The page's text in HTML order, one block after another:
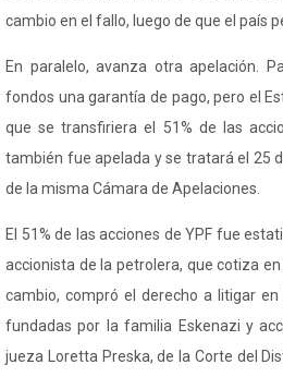
cambio en el fallo, luego de que el país
En paralelo, avanza otra apelación.
fondos una garantía de pago, pero el
que se transfiriera el 51% de las
también fue apelada y se tratará el 25
de la misma Cámara de Apelaciones.
El 51% de las acciones de YPF fue
accionista de la petrolera, que cotiza
cambio, compró el derecho a litigar
fundadas por la familia Eskenazi y
jueza Loretta Preska, de la Corte del